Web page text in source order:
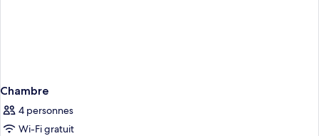
Chambre
4 personnes
Wi-Fi gratuit